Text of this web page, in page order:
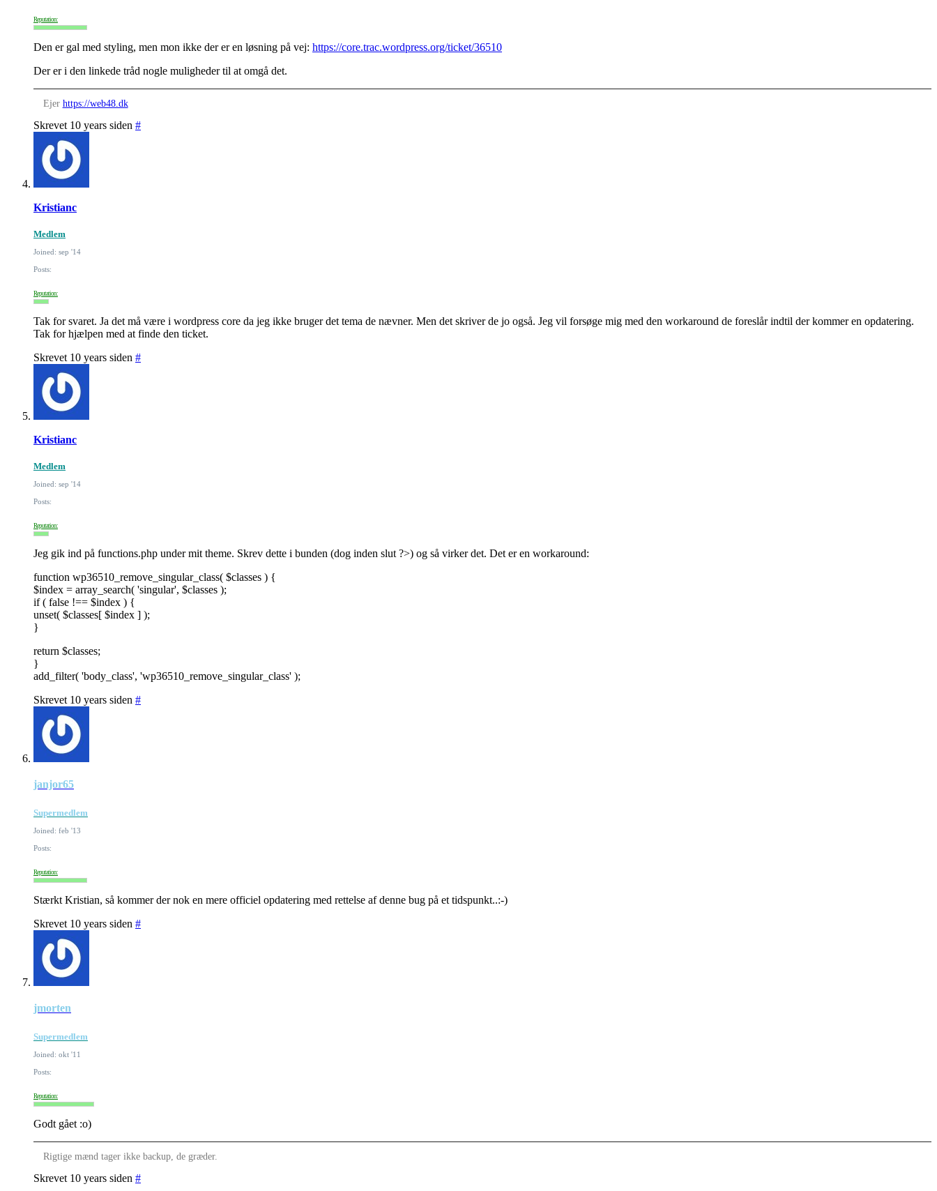
Reputation:
Den er gal med styling, men mon ikke der er en løsning på vej: https://core.trac.wordpress.org/ticket/36510
Der er i den linkede tråd nogle muligheder til at omgå det.
Ejer https://web48.dk
Skrevet 10 years siden #
Kristianc
Medlem
Joined: sep '14
Posts:
Reputation:
Tak for svaret. Ja det må være i wordpress core da jeg ikke bruger det tema de nævner. Men det skriver de jo også. Jeg vil forsøge mig med den workaround de foreslår indtil der kommer en opdatering.
Tak for hjælpen med at finde den ticket.
Skrevet 10 years siden #
Kristianc
Medlem
Joined: sep '14
Posts:
Reputation:
Jeg gik ind på functions.php under mit theme. Skrev dette i bunden (dog inden slut ?>) og så virker det. Det er en workaround:
function wp36510_remove_singular_class( $classes ) {
$index = array_search( 'singular', $classes );
if ( false !== $index ) {
unset( $classes[ $index ] );
}
return $classes;
}
add_filter( 'body_class', 'wp36510_remove_singular_class' );
Skrevet 10 years siden #
janjor65
Supermedlem
Joined: feb '13
Posts:
Reputation:
Stærkt Kristian, så kommer der nok en mere officiel opdatering med rettelse af denne bug på et tidspunkt..:-)
Skrevet 10 years siden #
jmorten
Supermedlem
Joined: okt '11
Posts:
Reputation:
Godt gået :o)
Rigtige mænd tager ikke backup, de græder.
Skrevet 10 years siden #